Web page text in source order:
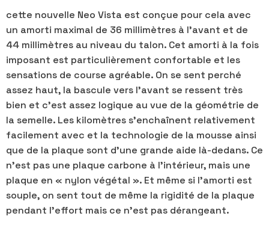
cette nouvelle Neo Vista est conçue pour cela avec
un amorti maximal de 36 millimètres à l’avant et de
44 millimètres au niveau du talon. Cet amorti à la fois
imposant est particulièrement confortable et les
sensations de course agréable. On se sent perché
assez haut, la bascule vers l’avant se ressent très
bien et c’est assez logique au vue de la géométrie de
la semelle. Les kilomètres s’enchaînent relativement
facilement avec et la technologie de la mousse ainsi
que de la plaque sont d’une grande aide là-dedans. Ce
n’est pas une plaque carbone à l’intérieur, mais une
plaque en « nylon végétal ». Et même si l’amorti est
souple, on sent tout de même la rigidité de la plaque
pendant l’effort mais ce n’est pas dérangeant.